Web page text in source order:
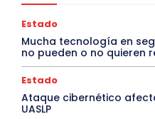
Estado
Mucha tecnología en
no pueden o no quieren
Estado
Ataque cibernético
UASLP